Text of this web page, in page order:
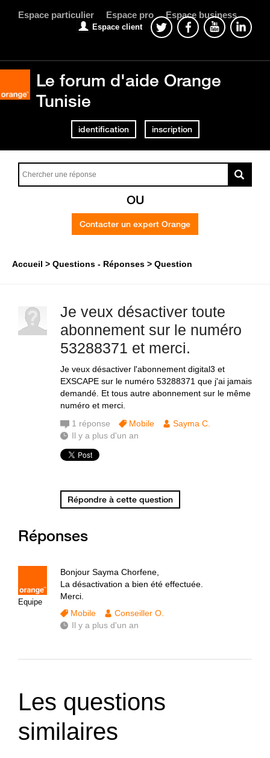
Espace particulier Espace pro Espace business
Espace client
Le forum d'aide Orange
Tunisie
identification inscription
OU
Contacter un expert Orange
Accueil Questions - Réponses Question
Je veux désactiver toute
abonnement sur le numéro
53288371 et merci.
Je veux désactiver l'abonnement digital3 et
EXSCAPE sur le numéro 53288371 que j'ai jamais
demandé. Et tous autre abonnement sur le même
numéro et merci.
1 réponse Mobile
Sayma C.
Il y a plus d'un an
Répondre à cette question
Réponses
Equipe
Bonjour Sayma Chorfene,
La désactivation a bien été effectuée.
Merci.
Mobile
Conseiller O.
Il y a plus d'un an
Les questions
similaires